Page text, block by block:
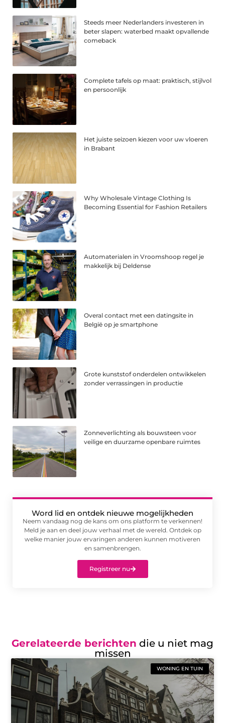
Steeds meer Nederlanders investeren in
beter slapen: waterbed maakt opvallende
comeback
Complete tafels op maat: praktisch, stijlvol
en persoonlijk
Het juiste seizoen kiezen voor uw vloeren
in Brabant
Why Wholesale Vintage Clothing Is
Becoming Essential for Fashion Retailers
Automaterialen in Vroomshoop regel je
makkelijk bij Deldense
Overal contact met een datingsite in
België op je smartphone
Grote kunststof onderdelen ontwikkelen
zonder verrassingen in productie
Zonneverlichting als bouwsteen voor
veilige en duurzame openbare ruimtes
Word lid en ontdek nieuwe mogelijkheden
Neem vandaag nog de kans om ons platform te verkennen!
Meld je aan en deel jouw verhaal met de wereld. Ontdek op
welke manier jouw ervaringen anderen kunnen motiveren
en samenbrengen.
Registreer nu
Gerelateerde berichten die u niet mag
missen
WONING EN TUIN